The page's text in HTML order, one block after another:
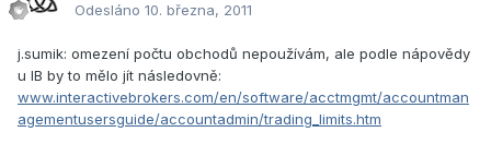
Odesláno 10. března, 2011
j.sumik: omezení počtu obchodů nepoužívám, ale podle nápovědy
u IB by to mělo jít následovně:
www.interactivebrokers.com/en/software/acctmgmt/accountman
agementusersguide/accountadmin/trading_limits.htm